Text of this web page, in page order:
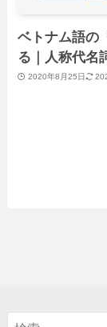
ベトナム語の
る｜人称代名
2020年8月25日